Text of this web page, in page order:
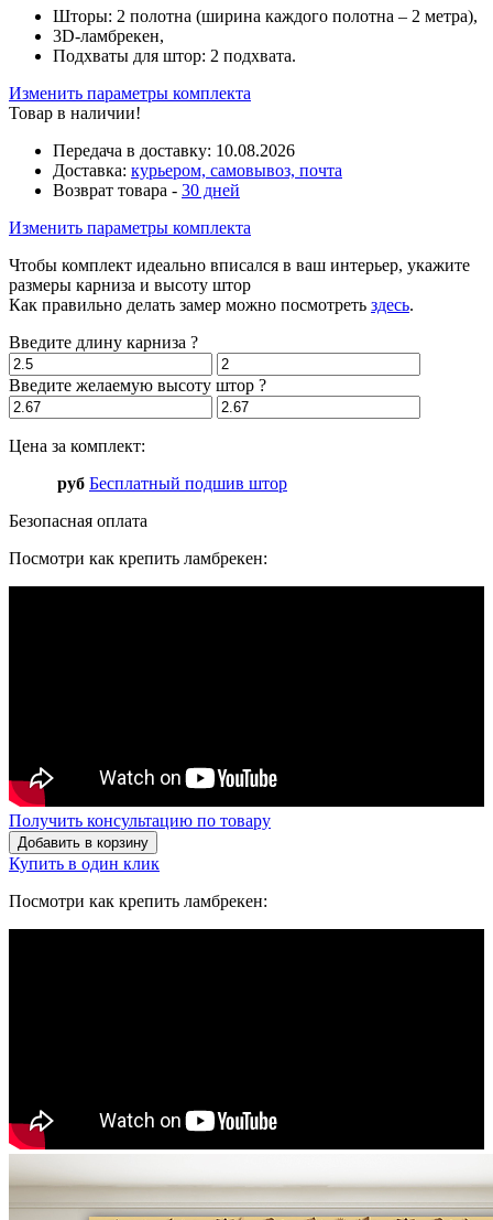
Шторы: 2 полотна (ширина каждого полотна – 2 метра),
3D-ламбрекен,
Подхваты для штор: 2 подхвата.
Изменить параметры комплекта
Товар в наличии!
Передача в доставку: 10.08.2026
Доставка: курьером, самовывоз, почта
Возврат товара - 30 дней
Изменить параметры комплекта
Чтобы комплект идеально вписался в ваш интерьер, укажите
размеры карниза и высоту штор
Как правильно делать замер можно посмотреть здесь.
Введите длину карниза ?
Введите желаемую высоту штор ?
Цена за комплект:
руб Бесплатный подшив штор
Безопасная оплата
Посмотри как крепить ламбрекен:
Получить консультацию по товару
Добавить в корзину
Купить в один клик
Посмотри как крепить ламбрекен: